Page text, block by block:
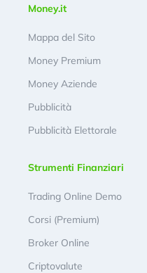
Money.it
Mappa del Sito
Money Premium
Money Aziende
Pubblicità
Pubblicità Elettorale
Strumenti Finanziari
Trading Online Demo
Corsi (Premium)
Broker Online
Criptovalute